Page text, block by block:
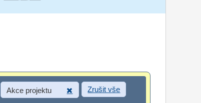
Akce projektu Zrušit vše